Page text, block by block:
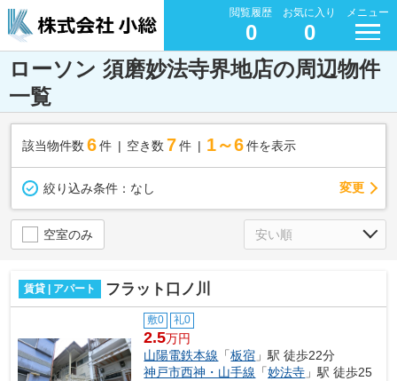
閲覧履歴
0
お気に入り
0
メニュー
ローソン 須磨妙法寺界地店の周辺物件
一覧
該当物件数 6件 空き数 7 件 1～6 件を表示
絞り込み条件： なし 変更
空室のみ
賃貸 | アパート フラット口ノ川
敷0 礼0
2.5万円
山陽電鉄本線 「板宿 」駅 徒歩22分
神戸市西神・山手線 「妙法寺 」駅 徒歩25